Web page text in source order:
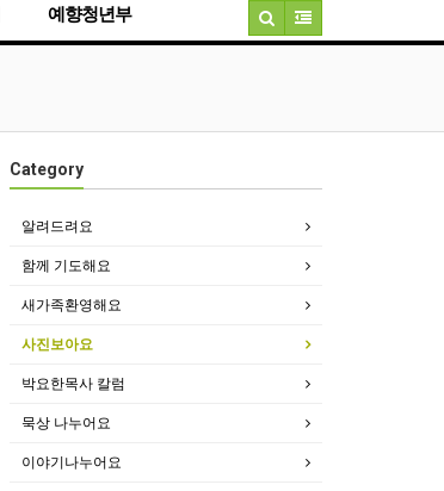
예향청년부
Category
알려드려요
함께 기도해요
새가족환영해요
사진보아요
박요한목사 칼럼
묵상 나누어요
이야기나누어요